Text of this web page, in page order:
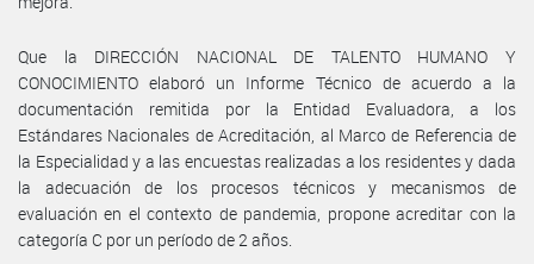
Que la DIRECCIÓN NACIONAL DE TALENTO HUMANO Y
CONOCIMIENTO elaboró un Informe Técnico de acuerdo a la
documentación remitida por la Entidad Evaluadora, a los
Estándares Nacionales de Acreditación, al Marco de Referencia de
la Especialidad y a las encuestas realizadas a los residentes y dada
la adecuación de los procesos técnicos y mecanismos de
evaluación en el contexto de pandemia, propone acreditar con la
categoría C por un período de 2 años.